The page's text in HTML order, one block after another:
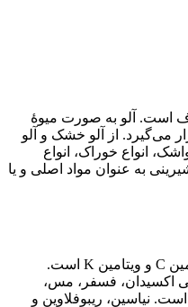
است. آلو به صورت میوۀ
می‌گیرد. از آلو خشک و آلو
انواع خوراک، انواع
به عنوان مواد اصلی و یا
سرشار از ویتامین A، ویتامین C و ویتامین K است.
اکسیدان، فسفر، مس،
نیاسین، ریبوفلاوین و